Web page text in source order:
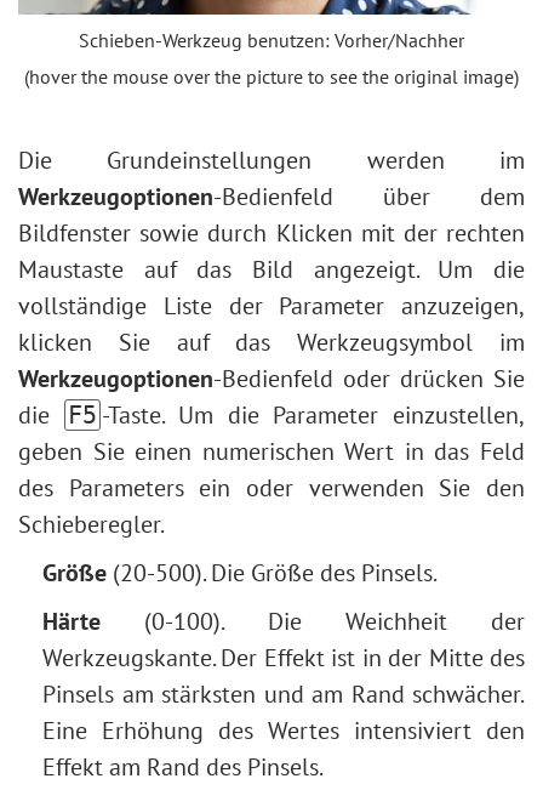
Tonwertkorrektur
Bildgrößenbearbeitung
Neuronale Filter (AI)
Installation unter Mac
Bilder altern lassen
Bokeh-Effekt
Brille entfernen
Lippenstiftauswahl
Fotoretusche
Schieben-Werkzeug benutzen: Vorher/Nachher
(hover the mouse over the picture to see the original image)
Die Grundeinstellungen werden im
Werkzeugoptionen-Bedienfeld über dem
Bildfenster sowie durch Klicken mit der rechten
Maustaste auf das Bild angezeigt. Um die
vollständige Liste der Parameter anzuzeigen,
klicken Sie auf das Werkzeugsymbol im
Werkzeugoptionen-Bedienfeld oder drücken Sie
die
F5 -Taste. Um die Parameter einzustellen,
geben Sie einen numerischen Wert in das Feld
des Parameters ein oder verwenden Sie den
Schieberegler.
Größe (20-500). Die Größe des Pinsels.
Härte (0-100). Die Weichheit der
Werkzeugskante. Der Effekt ist in der Mitte des
Pinsels am stärksten und am Rand schwächer.
Eine Erhöhung des Wertes intensiviert den
Effekt am Rand des Pinsels.